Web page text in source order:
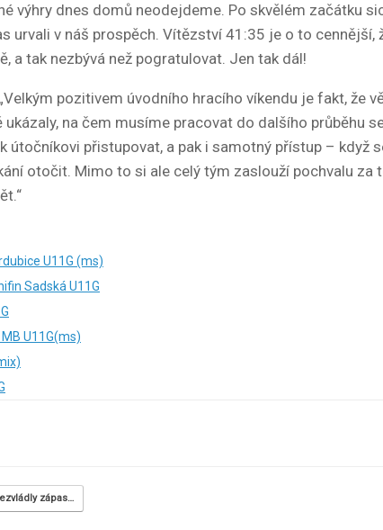
výhry dnes domů neodejdeme. Po skvělém začátku
urvali v náš prospěch. Vítězství 41:35 je o to cennější,
a tak nezbývá než pogratulovat. Jen tak dál!
pozitivem úvodního hracího víkendu je fakt, že
ukázaly, na čem musíme pracovat do dalšího průběhu
útočníkovi přistupovat, a pak i samotný přístup – když
otočit. Mimo to si ale celý tým zaslouží pochvalu
U11G (ms)
Sadská U11G
U11G(ms)
zápas…